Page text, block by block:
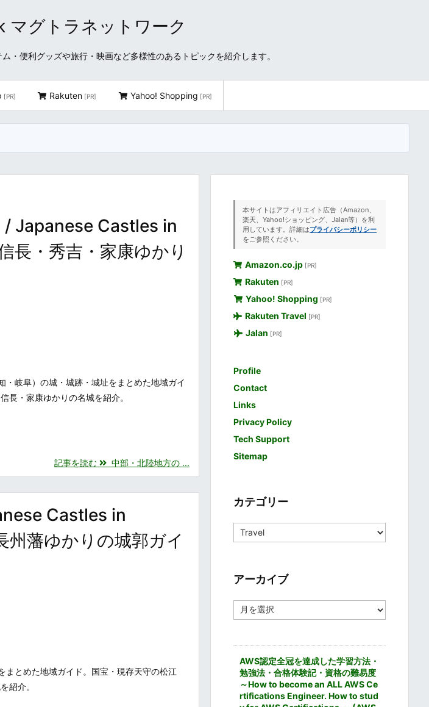
グトラネットワーク
・便利グッズや旅行・映画など多様性のあるトピックを紹介します。
[PR] Rakuten [PR] Yahoo! Shopping [PR]
/ Japanese Castles in
長・秀吉・家康ゆかり
岐阜）の城・城跡・城址をまとめた地域ガイ
長・家康ゆかりの名城を紹介。
記事を読む 中部・北陸地方の ...
Castles in
藩ゆかりの城郭ガイ
とめた地域ガイド。国宝・現存天守の松江
紹介。
本サイトはアフィリエイト広告（Amazon、
楽天、Yahoo!ショッピング、Jalan等）を利
用しています。詳細はプライバシーポリシー
をご参照ください。
Amazon.co.jp [PR]
Rakuten [PR]
Yahoo! Shopping [PR]
Rakuten Travel [PR]
Jalan [PR]
Profile
Contact
Links
Privacy Policy
Tech Support
Sitemap
カテゴリー
カ
テ
ー
アーカイブ
ー
AWS認定全冠を達成した学習方法・
勉強法・合格体験記・資格の難易度
～How to become an ALL AWS Ce
rtifications Engineer. How to stud